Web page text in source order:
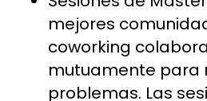
mejores
coworking
mutuamente para
problemas. Las